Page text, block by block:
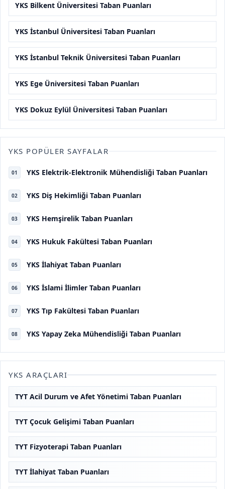
YKS Bilkent Üniversitesi Taban Puanları
YKS İstanbul Üniversitesi Taban Puanları
YKS İstanbul Teknik Üniversitesi Taban Puanları
YKS Ege Üniversitesi Taban Puanları
YKS Dokuz Eylül Üniversitesi Taban Puanları
YKS POPÜLER SAYFALAR
01 YKS Elektrik-Elektronik Mühendisliği Taban Puanları
02 YKS Diş Hekimliği Taban Puanları
03 YKS Hemşirelik Taban Puanları
04 YKS Hukuk Fakültesi Taban Puanları
05 YKS İlahiyat Taban Puanları
06 YKS İslami İlimler Taban Puanları
07 YKS Tıp Fakültesi Taban Puanları
08 YKS Yapay Zeka Mühendisliği Taban Puanları
YKS ARAÇLARI
TYT Acil Durum ve Afet Yönetimi Taban Puanları
TYT Çocuk Gelişimi Taban Puanları
TYT Fizyoterapi Taban Puanları
TYT İlahiyat Taban Puanları